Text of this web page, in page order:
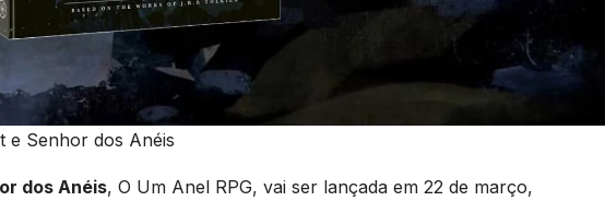
e Senhor dos Anéis
dos Anéis, O Um Anel RPG, vai ser lançada em 22 de março,